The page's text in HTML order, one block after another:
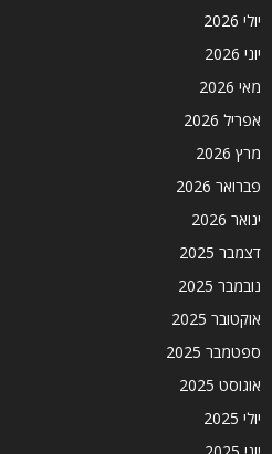
יולי 2026
יוני 2026
מאי 2026
אפריל 2026
מרץ 2026
פברואר 2026
ינואר 2026
דצמבר 2025
נובמבר 2025
אוקטובר 2025
ספטמבר 2025
אוגוסט 2025
יולי 2025